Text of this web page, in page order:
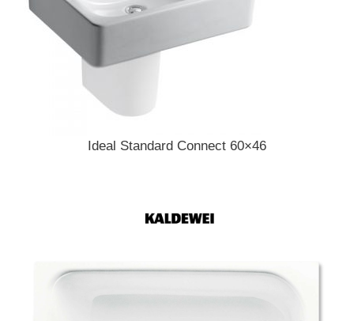
Ideal Standard Connect 60×46